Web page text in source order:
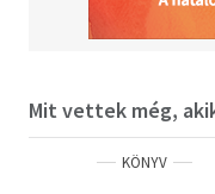
Ajánlott korosztály:
AGYTEKERŐ -
állatok
Mit vettek még,
KÖNYV